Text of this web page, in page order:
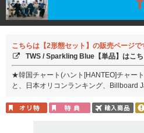
こちらは【2形態セット】の販売ページで
TWS / Sparkling Blue【単品】はこち
★韓国チャート(ハント[HANTEO]チャー
と、日本オリコンランキング、Billboard